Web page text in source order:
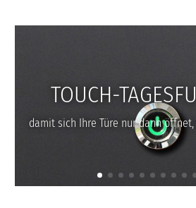
UNTERNEHMEN
TOUCH-
damit sich Ihre Türe nur dann